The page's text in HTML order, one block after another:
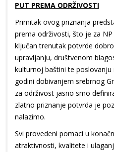
PUT PREMA ODRŽIVOSTI
Primitak ovog priznanja
prema održivosti, što je za
ključan trenutak potvrde
upravljanju, društvenom
kulturnoj baštini te poslovanju
godini dobivanjem srebrnog
za održivost jasno smo
zlatno priznanje potvrda je
nalazimo.
Svi provedeni pomaci u
atraktivnosti, kvalitete i